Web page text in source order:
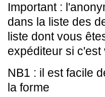
Important :
dans la liste des
liste dont vous
expéditeur si
NB1 : il est facile
la forme